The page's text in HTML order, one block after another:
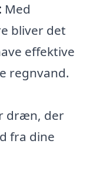
Med
bliver det
effektive
regnvand.
dræn, der
fra dine